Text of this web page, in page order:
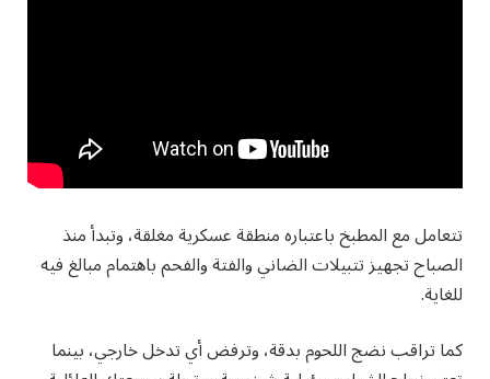
تتعامل مع المطبخ باعتباره منطقة عسكرية مغلقة، وتبدأ منذ
الصباح تجهيز تتبيلات الضاني والفتة والفحم باهتمام مبالغ فيه
للغاية.
كما تراقب نضج اللحوم بدقة، وترفض أي تدخل خارجي، بينما